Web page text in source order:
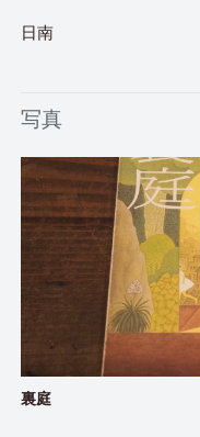
日南
写真
裏庭